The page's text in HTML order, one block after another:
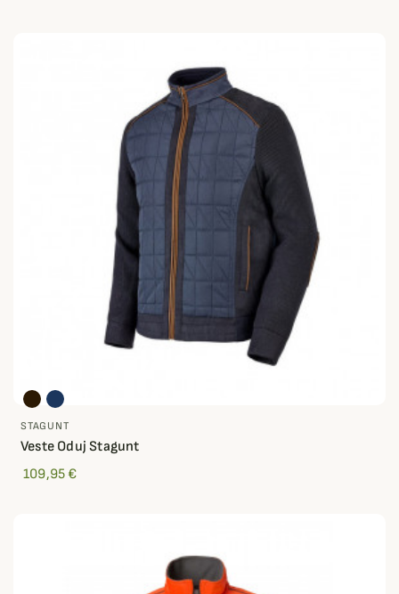
STAGUNT
Veste Oduj Stagunt
109,95 €